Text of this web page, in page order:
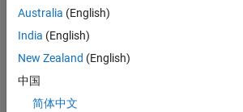
Statistik
All MATLAB Answers
25
-10
Australia (English)
India (English)
New Zealand (English)
中国
简体中文